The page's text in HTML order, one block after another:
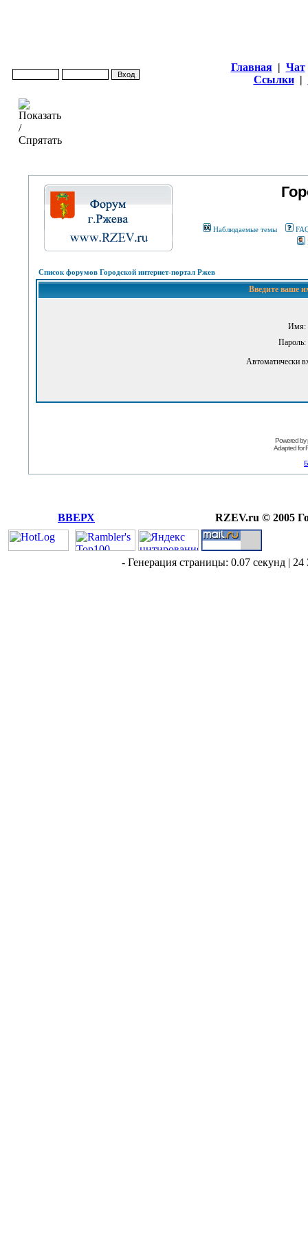
Главная | Чат
Ссылки |
Наблюдаемые темы
Список форумов Городской интернет-портал Ржев
Введите ваше
Имя:
Пароль:
Автоматически
Powered by
Adapted for
ВВЕРХ RZEV.ru © 2005
- Генерация страницы: 0.07 секунд |